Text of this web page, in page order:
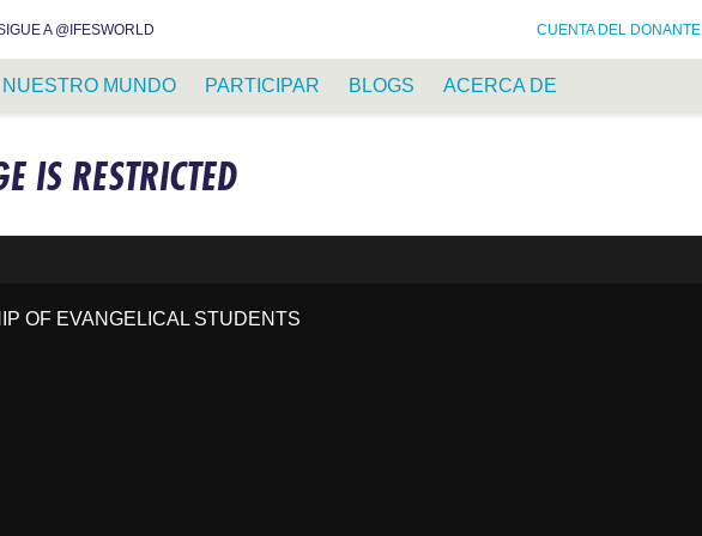
A @IFESWORLD CUENTA DEL DONANTE
NUESTRO MUNDO PARTICIPAR BLOGS ACERCA DE
IS RESTRICTED
OF EVANGELICAL STUDENTS